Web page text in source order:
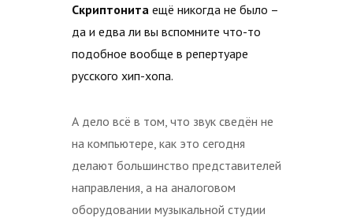
Скриптонита ещё никогда не было –
да и едва ли вы вспомните что-то
подобное вообще в репертуаре
русского хип-хопа.
А дело всё в том, что звук сведён не
на компьютере, как это сегодня
делают большинство представителей
направления, а на аналоговом
оборудовании музыкальной студии